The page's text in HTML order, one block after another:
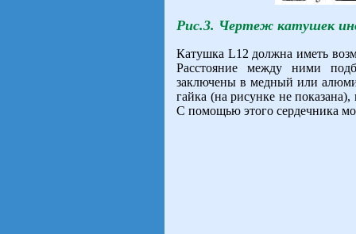
Рис.3. Чертеж катушек
Катушка L12 должна иметь
Расстояние между ними
заключены в медный или
гайка (на рисунке не
С помощью этого сердечника